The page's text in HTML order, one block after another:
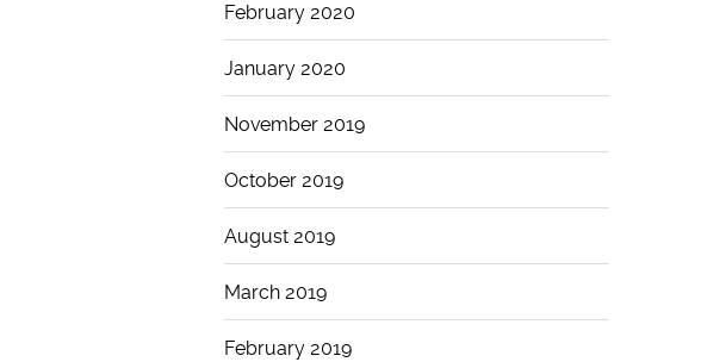
February 2020
January 2020
November 2019
October 2019
August 2019
March 2019
February 2019